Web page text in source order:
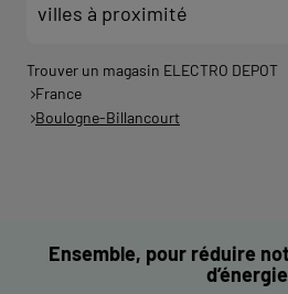
villes à proximité
Trouver un magasin ELECTRO DEPOT
France
Boulogne-Billancourt
Ensemble, pour réduire
d’énergie